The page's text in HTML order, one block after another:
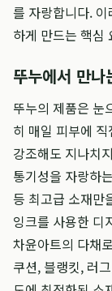
를 자랑합니다.
하게 만드는 핵심
뚜누에서 만
뚜누의 제품은 눈
히 매일 피부에 직
강조해도 지나치
통기성을 자랑하
등 최고급 소재만
잉크를 사용한 디
차윤아트의 다채
쿠션, 블랭킷, 러